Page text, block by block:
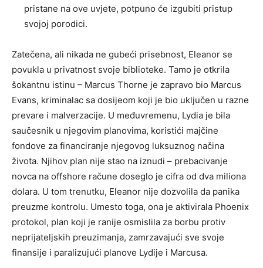
pristane na ove uvjete, potpuno će izgubiti pristup
svojoj porodici.
Zatečena, ali nikada ne gubeći prisebnost, Eleanor se
povukla u privatnost svoje biblioteke. Tamo je otkrila
šokantnu istinu – Marcus Thorne je zapravo bio Marcus
Evans, kriminalac sa dosijeom koji je bio uključen u razne
prevare i malverzacije. U međuvremenu, Lydia je bila
saučesnik u njegovim planovima, koristići majčine
fondove za financiranje njegovog luksuznog načina
života. Njihov plan nije stao na iznudi – prebacivanje
novca na offshore račune doseglo je cifra od dva miliona
dolara. U tom trenutku, Eleanor nije dozvolila da panika
preuzme kontrolu. Umesto toga, ona je aktivirala Phoenix
protokol, plan koji je ranije osmislila za borbu protiv
neprijateljskih preuzimanja, zamrzavajući sve svoje
finansije i paralizujući planove Lydije i Marcusa.